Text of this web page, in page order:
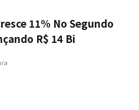
11% No Segundo
R$ 14 Bi